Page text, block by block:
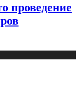
проведение